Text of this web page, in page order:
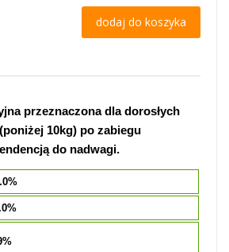
dodaj do koszyka
przeznaczona dla dorosłych
10kg) po zabiegu
do nadwagi.